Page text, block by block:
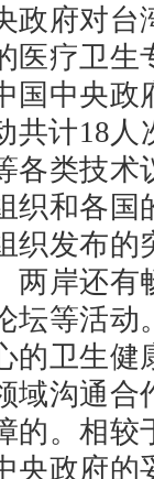
政府对
医疗卫
国中央
共计18
各类技
织和各
织发布
两岸还
坛等活
的卫生
域沟通
的。相
央政府